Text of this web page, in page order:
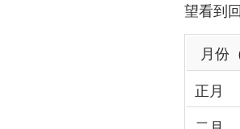
望看到
月份
正月